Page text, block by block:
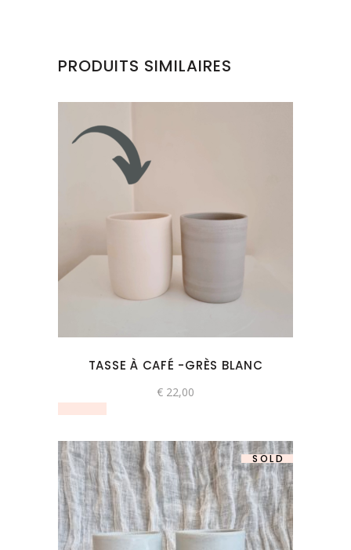
PRODUITS SIMILAIRES
Ce
variations.
être
choisies
page
du
produit
TASSE À CAFÉ -GRÈS BLANC
€ 22,00
SOLD